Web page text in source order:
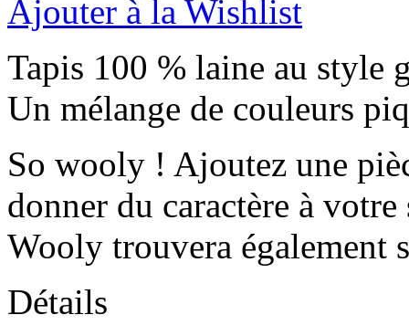
Ajouter à la Wishlist
Tapis 100 % laine au style
Un mélange de couleurs
So wooly ! Ajoutez une
donner du caractère à
Wooly trouvera également
Détails